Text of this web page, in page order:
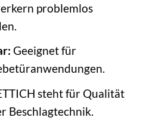
problemlos
Geeignet für
steht für Qualität
Beschlagtechnik.